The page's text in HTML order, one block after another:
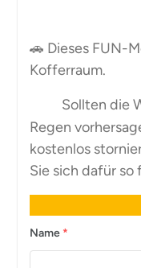
🚗 Dieses FUN-
Kofferraum.
Sollten die
Regen
kostenlos
Sie sich dafür so
Name *